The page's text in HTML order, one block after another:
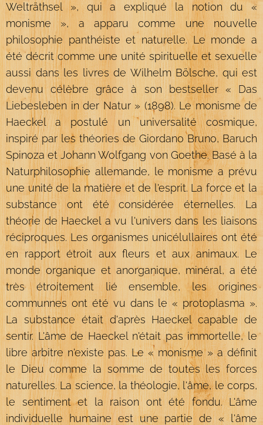
Welträthsel », qui a expliqué la notion du «
monisme », a apparu comme une nouvelle
philosophie panthéiste et naturelle. Le monde a
été décrit comme une unité spirituelle et sexuelle
aussi dans les livres de Wilhelm Bölsche, qui est
devenu célèbre grâce à son bestseller « Das
Liebesleben in der Natur » (1898). Le monisme de
Haeckel a postulé un universalité cosmique,
inspiré par les théories de Giordano Bruno, Baruch
Spinoza et Johann Wolfgang von Goethe. Basé à la
Naturphilosophie allemande, le monisme a prévu
une unité de la matière et de l'esprit. La force et la
substance ont été considérée éternelles. La
théorie de Haeckel a vu l'univers dans les liaisons
réciproques. Les organismes unicélullaires ont été
en rapport étroit aux fleurs et aux animaux. Le
monde organique et anorganique, minéral, a été
très étroitement lié ensemble, les origines
communnes ont été vu dans le « protoplasma ».
La substance était d'après Haeckel capable de
sentir. L'âme de Haeckel n'était pas immortelle, le
libre arbitre n'existe pas. Le « monisme » a définit
le Dieu comme la somme de toutes les forces
naturelles. La science, la théologie, l'âme, le corps,
le sentiment et la raison ont été fondu. L'âme
individuelle humaine est une partie de « l'âme